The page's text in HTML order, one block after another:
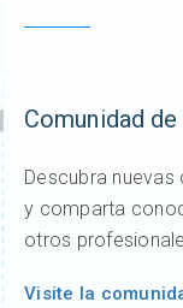
Comunidad
Descubra
y comparta
otros
Visite la